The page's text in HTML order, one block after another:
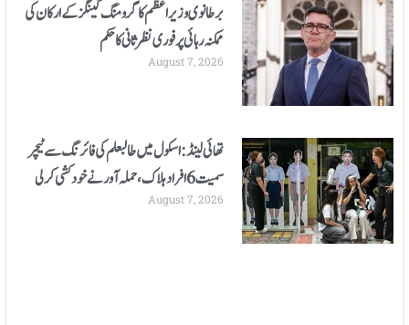
برطانوی وزیراعظم کا گرومنگ گینگز کے ارکان کی
ممکنہ رہائی پر فوری نظر ثانی کا حکم
August 7, 2026
تھائی لینڈ: اسکول میں طالبعلم کی فائرنگ سے ٹیچر
سمیت 6 افراد ہلاک، حملہ آور نے خودکشی کرلی
August 7, 2026